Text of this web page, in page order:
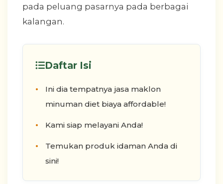
pada peluang pasarnya pada berbagai
kalangan.
Daftar Isi
Ini dia tempatnya jasa maklon
minuman diet biaya affordable!
Kami siap melayani Anda!
Temukan produk idaman Anda di
sini!